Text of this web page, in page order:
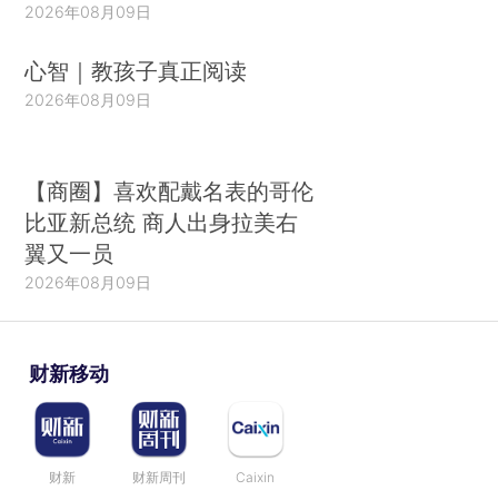
等。在此机制保护下，债务人与债权人在法院外就
协商并达成一致，重组协议经国家主管部门或其授
企业正式进入破产程序后，法律对债权人委员
会（会议）组成、职权、运行有着明确的规定，但
在法院外进行债务重组，债权人委员会制度是缺失
的。由于债权人与债务人之间，以及债权人与债权
众多的债权人，而多个债权人参与债务重组，都有
其各自独立的自我意识和利益要求。为了债务重组
的顺利进行并取得良好成效，建议银行业监督管理
部门制定一套行之有效的债权人自治制度，指导和
2026年08月09日
心智｜教孩子真正阅读
2026年08月09日
【商圈】喜欢配戴名表的哥伦
比亚新总统 商人出身拉美右
翼又一员
2026年08月09日
财新移动
财新 财新周刊 Caixin